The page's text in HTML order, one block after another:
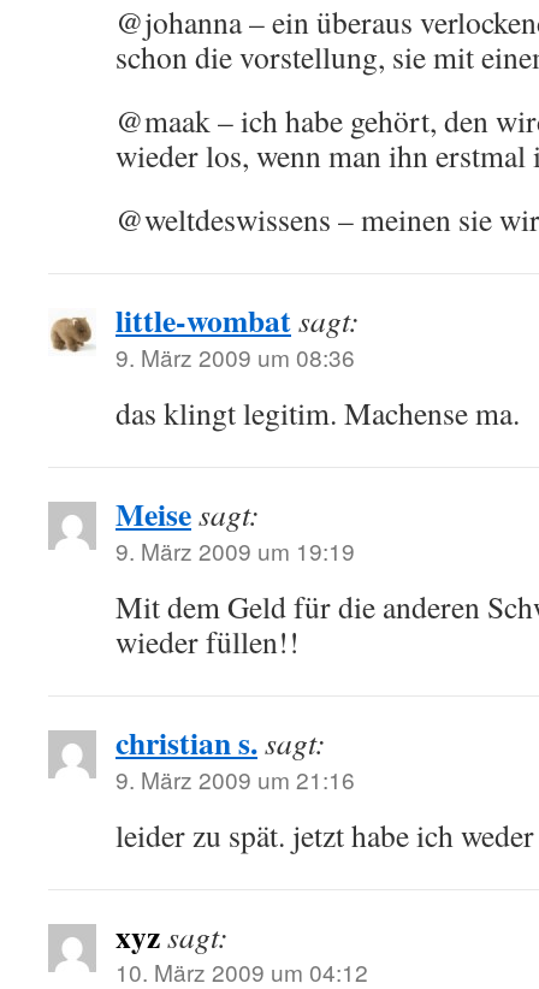
@johanna – ein überaus
schon die vorstellung, sie mit
@maak – ich habe gehört, den
wieder los, wenn man ihn
@weltdeswissens – meinen sie
little-wombatsagt:
9. März 2009 um 08:36
das klingt legitim. Machense ma.
Meisesagt:
9. März 2009 um 19:19
Mit dem Geld für die anderen
wieder füllen!!
christian s.sagt:
9. März 2009 um 21:16
leider zu spät. jetzt habe ich
xyzsagt:
10. März 2009 um 04:12